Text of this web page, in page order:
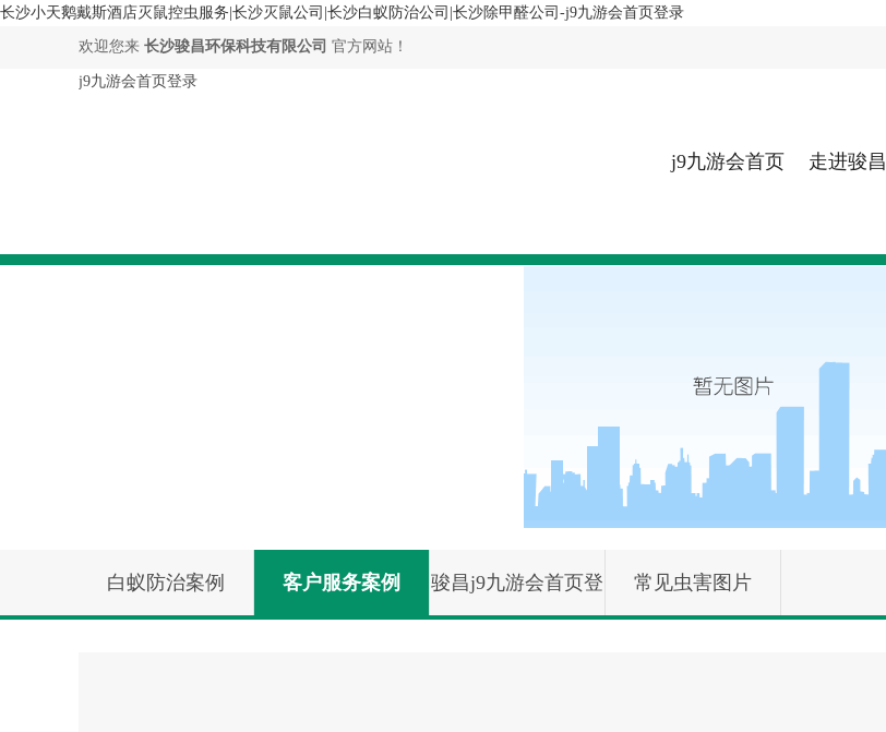
长沙小天鹅戴斯酒店灭鼠控虫服务|长沙灭鼠公司|长沙白蚁防治公司|长沙除甲醛公司-j9九游会首页登录
欢迎您来 长沙骏昌环保科技有限公司 官方网站！
j9九游会首页登录
j9九游会首页 走进骏昌
白蚁防治案例 客户服务案例 骏昌j9九游会首页登 常见虫害图片